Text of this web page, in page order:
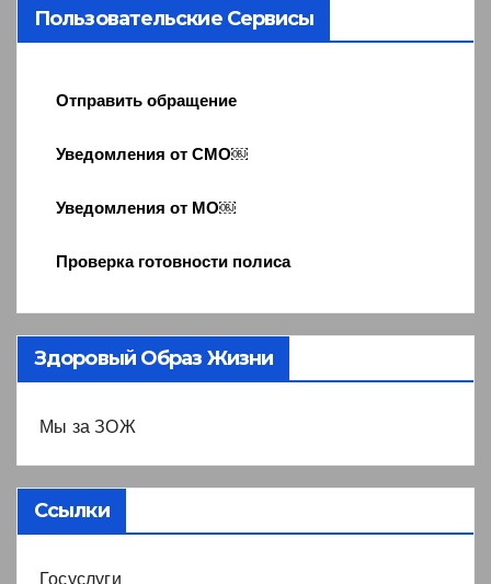
Пользовательские Сервисы
Отправить обращение
Уведомления от СМО￼
Уведомления от МО￼
Проверка готовности полиса
Здоровый Образ Жизни
Мы за ЗОЖ
Ссылки
Госуслуги